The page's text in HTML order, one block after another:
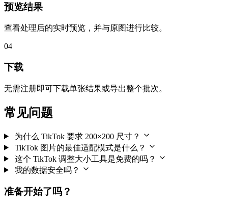
预览结果
查看处理后的实时预览，并与原图进行比较。
04
下载
无需注册即可下载单张结果或导出整个批次。
常见问题
为什么 TikTok 要求 200×200 尺寸？
TikTok 图片的最佳适配模式是什么？
这个 TikTok 调整大小工具是免费的吗？
我的数据安全吗？
准备开始了吗？